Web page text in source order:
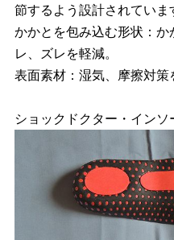
節するよう設計されていま
かかとを包み込む形状：
レ、ズレを軽減。
表面素材：湿気、摩擦対策
ショックドクター・インソ